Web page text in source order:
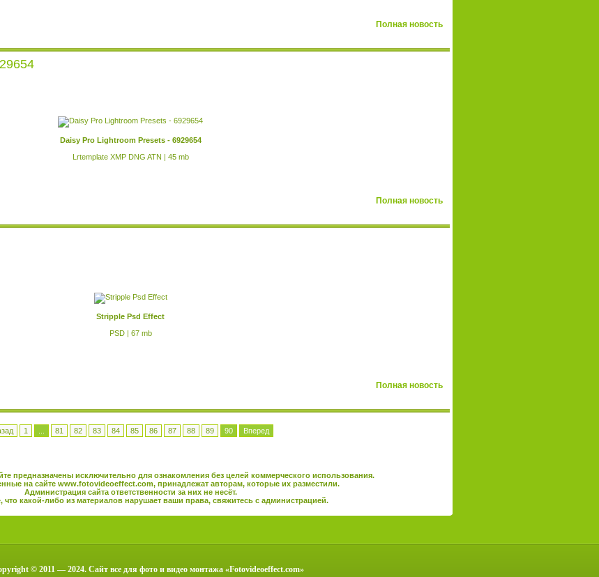
Полная новость
Daisy Pro Lightroom Presets - 6929654
Lrtemplate XMP DNG ATN | 45 mb
Полная новость
Stripple Psd Effect
PSD | 67 mb
Полная новость
1 81 82 83 84 85 86 87 88 89 90 Вперед
предназначены исключительно для ознакомления без целей коммерческого использования.
на сайте www.fotovideoeffect.com, принадлежат авторам, которые их разместили.
Администрация сайта ответственности за них не несёт.
что какой-либо из материалов нарушает ваши права, свяжитесь с администрацией.
© 2011 — 2024. Сайт все для фото и видео монтажа «Fotovideoeffect.com»